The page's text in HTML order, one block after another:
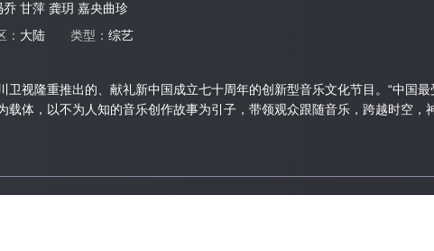
乔 甘萍 龚玥 嘉央曲珍
： 大陆 类型： 综艺
卫视隆重推出的、献礼新中国成立七十周年的创新型音乐文化节目。“中国
载体，以不为人知的音乐创作故事为引子，带领观众跟随音乐，跨越时空，